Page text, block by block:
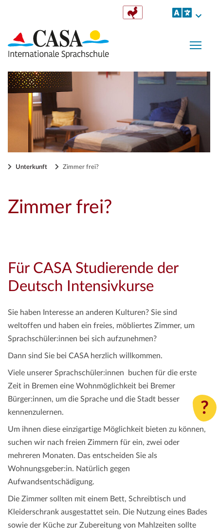
Unterkunft Zimmer frei?
Zimmer frei?
Für CASA Studierende der
Deutsch Intensivkurse
Sie haben Interesse an anderen Kulturen? Sie sind
weltoffen und haben ein freies, möbliertes Zimmer, um
Sprachschüler:innen bei sich aufzunehmen?
Dann sind Sie bei CASA herzlich willkommen.
Viele unserer Sprachschüler:innen buchen für die erste
Zeit in Bremen eine Wohnmöglichkeit bei Bremer
Bürger:innen, um die Sprache und die Stadt besser
kennenzulernen.
Um ihnen diese einzigartige Möglichkeit bieten zu können,
suchen wir nach freien Zimmern für ein, zwei oder
mehreren Monaten. Das entscheiden Sie als
Wohnungsgeber:in. Natürlich gegen
Aufwandsentschädigung.
Die Zimmer sollten mit einem Bett, Schreibtisch und
Kleiderschrank ausgestattet sein. Die Nutzung eines Bades
sowie der Küche zur Zubereitung von Mahlzeiten sollte
?